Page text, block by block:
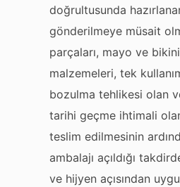
doğrultusunda
gönderilmeye müsait
parçaları, mayo ve
malzemeleri, tek
bozulma tehlikesi olan
tarihi geçme ihtimali
teslim edilmesinin
ambalajı açıldığı
ve hijyen açısından